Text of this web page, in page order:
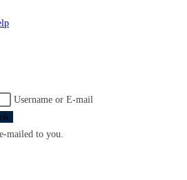
Username or E-mail
mailed to you.